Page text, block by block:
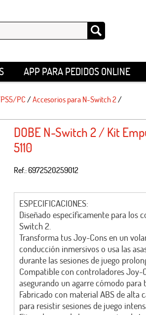
APP PARA PEDIDOS ONLINE
PS5/PC /Accesorios para N-Switch 2/
DOBE N-Switch 2 / Kit
5110
Ref.: 6972520259012
ESPECIFICACIONES:
Diseñado específicamente para los
Switch 2.
Transforma tus Joy-Cons en un
conducción inmersivos o usa las
durante las sesiones de juego
Compatible con controladores Joy-
asegurando un agarre cómodo para
Fabricado con material ABS de alta
para resistir sesiones de juego